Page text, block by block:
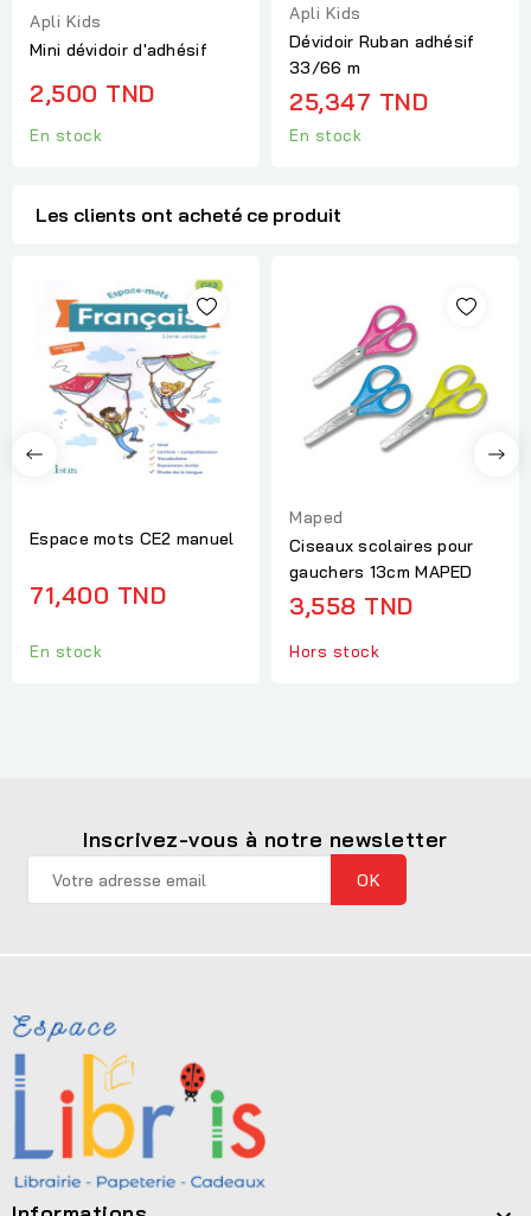
Apli Kids
Mini dévidoir d'adhésif
2,500 TND
En stock
Apli Kids
Dévidoir Ruban adhésif
33/66 m
25,347 TND
En stock
Les clients ont acheté ce produit
Espace mots CE2 manuel
71,400 TND
En stock
Maped
Ciseaux scolaires pour
gauchers 13cm MAPED
3,558 TND
Hors stock
Inscrivez-vous à notre newsletter